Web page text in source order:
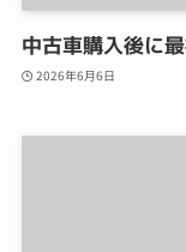
中古車購入後に
2026年6月6日